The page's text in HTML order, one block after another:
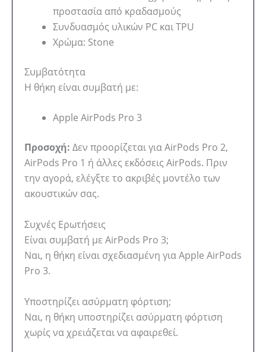
προστασία από κραδασμούς
Συνδυασμός υλικών PC και TPU
Χρώμα: Stone
Συμβατότητα
Η θήκη είναι συμβατή με:
Apple AirPods Pro 3
Προσοχή: Δεν προορίζεται για AirPods Pro 2,
AirPods Pro 1 ή άλλες εκδόσεις AirPods. Πριν
την αγορά, ελέγξτε το ακριβές μοντέλο των
ακουστικών σας.
Συχνές Ερωτήσεις
Είναι συμβατή με AirPods Pro 3;
Ναι, η θήκη είναι σχεδιασμένη για Apple AirPods
Pro 3.
Υποστηρίζει ασύρματη φόρτιση;
Ναι, η θήκη υποστηρίζει ασύρματη φόρτιση
χωρίς να χρειάζεται να αφαιρεθεί.